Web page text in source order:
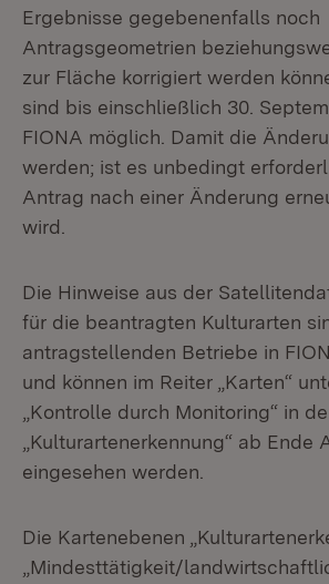
Ergebnisse gegebenenfalls noch
Antragsgeometrien
zur Fläche korrigiert werden
sind bis einschließlich 30.
FIONA möglich. Damit die
werden; ist es unbedingt
Antrag nach einer Änderung
wird.
Die Hinweise aus der
für die beantragten Kulturarten
antragstellenden Betriebe in
und können im Reiter „Karten“
„Kontrolle durch Monitoring“ in
„Kulturartenerkennung“ ab Ende
eingesehen werden.
Die Kartenebenen
„Mindesttätigkeit/